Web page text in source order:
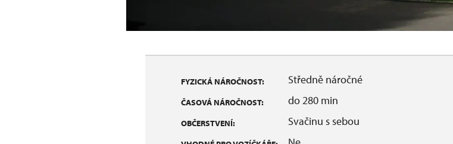
FYZICKÁ NÁROČNOST: Středně náročné
ČASOVÁ NÁROČNOST: do 280 min
OBČERSTVENÍ: Svačinu s sebou